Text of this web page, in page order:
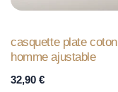
casquette plate coton
homme ajustable
32,90 €